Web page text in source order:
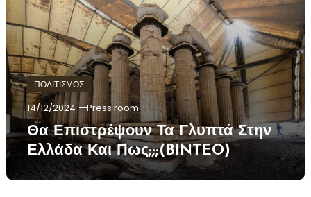
ΠΟΛΙΤΙΣΜΟΣ
14/12/2024 Press room
Θα Επιστρέψουν Τα Γλυπτά Στην
Ελλάδα Και Πως;;;(BINTEO)